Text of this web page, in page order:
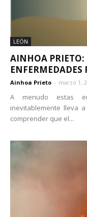
LEÓN
AINHOA PRIETO:
ENFERMEDADES
Ainhoa Prieto - marzo 1,
A menudo estas
inevitablemente lleva
comprender que el...